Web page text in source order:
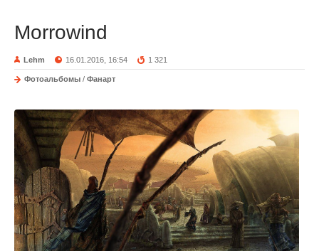
Morrowind
Lehm 16.01.2016, 16:54 1 321
Фотоальбомы / Фанарт